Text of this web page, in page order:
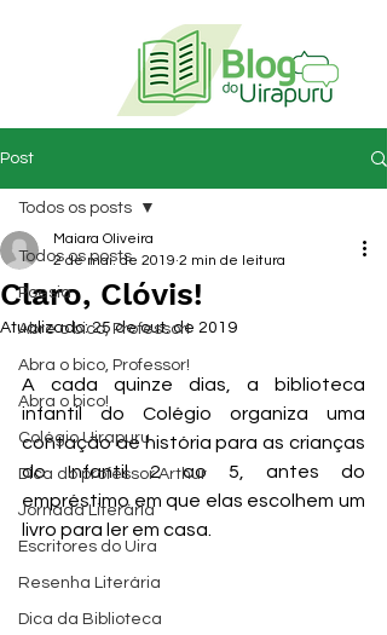
Post
Todos os posts
Poesia
Abre o bico, Professor!
Abra o bico, Professor!
Abra o bico!
Colégio Uirapuru
Dica do professor Arthur
Jornada Literária
Escritores do Uira
Resenha Literária
Dica da Biblioteca
Todos os posts
Claro, Clóvis!
Maiara Oliveira
2 de mai. de 2019 2 min de leitura
Atualizado:25 de out. de 2019
A cada quinze dias, a biblioteca
infantil do Colégio organiza uma
contação de história para as crianças
do Infantil 2 ao 5, antes do
empréstimo em que elas escolhem um
livro para ler em casa.